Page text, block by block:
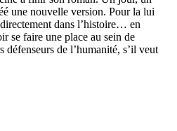
une nouvelle version. Pour la lui
dans l’histoire… en
se faire une place au sein de
défenseurs de l’humanité, s’il veut